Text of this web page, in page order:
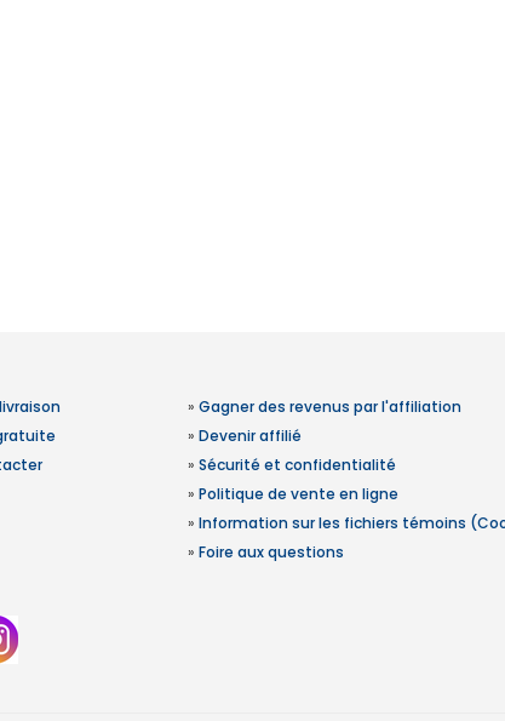
» Gagner des revenus par l'affiliation
» Devenir affilié
» Sécurité et confidentialité
» Politique de vente en ligne
» Information sur les fichiers témoins
» Foire aux questions